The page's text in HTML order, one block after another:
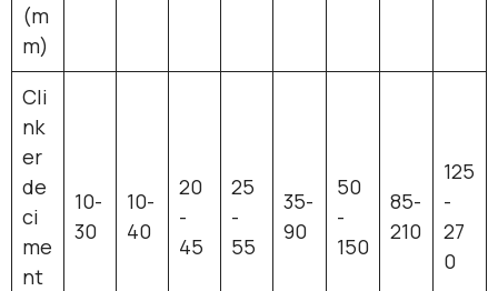
(m
m)
Cli
nk
er
de
ci
me
nt
10-
30
10-
40
20
-
45
25
-
55
35-
90
50
-
150
85-
210
125
-
27
0